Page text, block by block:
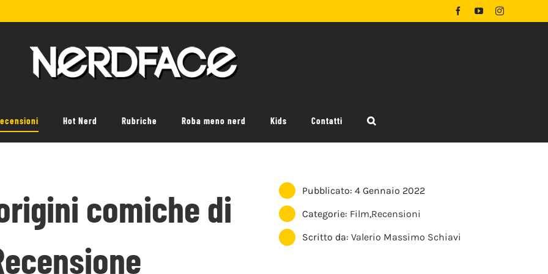
FacebookYouTubeInstagram
Hot Nerd Rubriche Roba meno nerd Kids Contatti
comiche di
Pubblicato: 4 Gennaio 2022
Categorie: Film,Recensioni
Scritto da:Valerio Massimo Schiavi